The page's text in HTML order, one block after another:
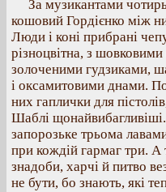
За музикантами
кошовий Гордієнко між
Люди і коні прибрані
різноцвітна, з
золоченими гудзиками,
і оксамитовими днами.
них гаплички для
Шаблі
запорозьке трьома
при кождій гармаг три. А
знадоби, харчі й питво
не бути, бо знають, які